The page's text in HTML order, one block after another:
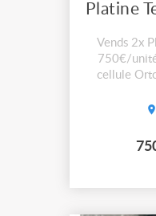
Vends 2x
750€/
cellule